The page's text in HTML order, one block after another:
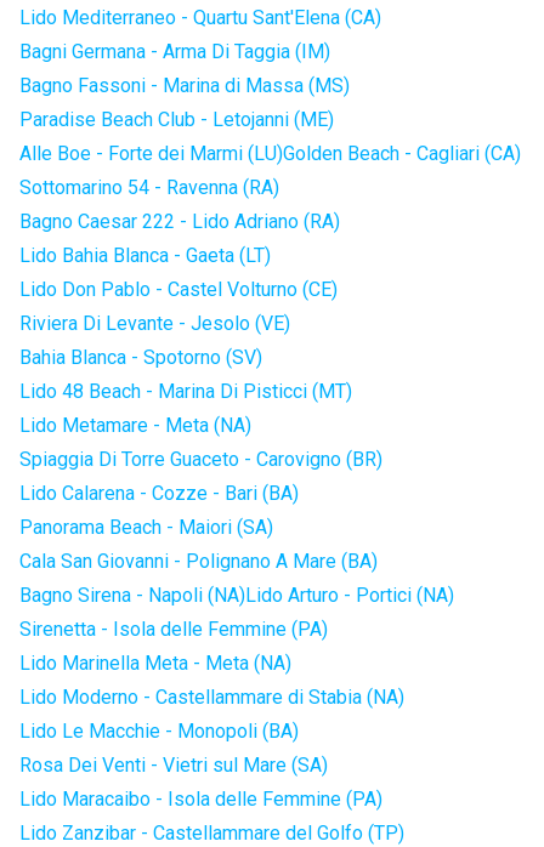
Lido Mediterraneo - Quartu Sant'Elena (CA)
Bagni Germana - Arma Di Taggia (IM)
Bagno Fassoni - Marina di Massa (MS)
Paradise Beach Club - Letojanni (ME)
Alle Boe - Forte dei Marmi (LU)Golden Beach - Cagliari (CA)
Sottomarino 54 - Ravenna (RA)
Bagno Caesar 222 - Lido Adriano (RA)
Lido Bahia Blanca - Gaeta (LT)
Lido Don Pablo - Castel Volturno (CE)
Riviera Di Levante - Jesolo (VE)
Bahia Blanca - Spotorno (SV)
Lido 48 Beach - Marina Di Pisticci (MT)
Lido Metamare - Meta (NA)
Spiaggia Di Torre Guaceto - Carovigno (BR)
Lido Calarena - Cozze - Bari (BA)
Panorama Beach - Maiori (SA)
Cala San Giovanni - Polignano A Mare (BA)
Bagno Sirena - Napoli (NA)Lido Arturo - Portici (NA)
Sirenetta - Isola delle Femmine (PA)
Lido Marinella Meta - Meta (NA)
Lido Moderno - Castellammare di Stabia (NA)
Lido Le Macchie - Monopoli (BA)
Rosa Dei Venti - Vietri sul Mare (SA)
Lido Maracaibo - Isola delle Femmine (PA)
Lido Zanzibar - Castellammare del Golfo (TP)